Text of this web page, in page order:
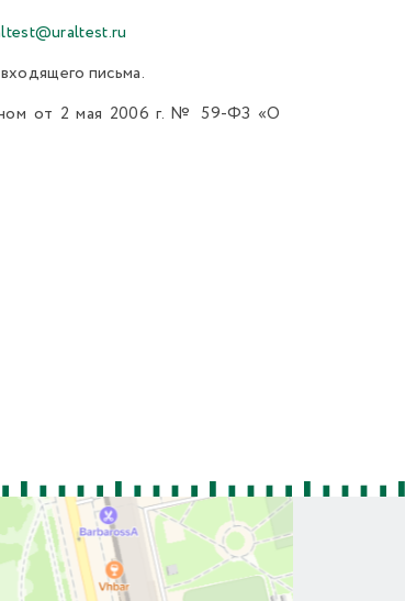
письма.
от 2 мая 2006 г. № 59-ФЗ «О